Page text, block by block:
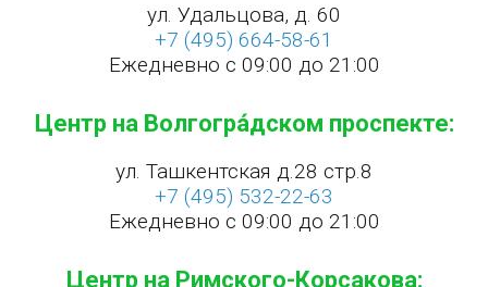
ул. Удальцова, д. 60
+7 (495) 664-58-61
Ежедневно с 09:00 до 21:00
Центр на Волгогра́дском проспекте:
ул. Ташкентская д.28 стр.8
+7 (495) 532-22-63
Ежедневно с 09:00 до 21:00
Центр на Римского-Корсакова: